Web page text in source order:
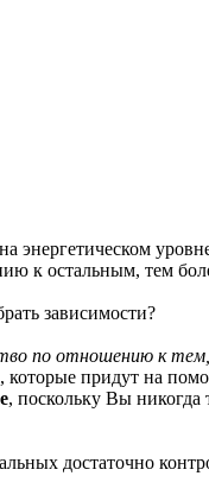
к остальным, тем
зависимости?
по отношению к
придут на
, поскольку Вы никогда
достаточно